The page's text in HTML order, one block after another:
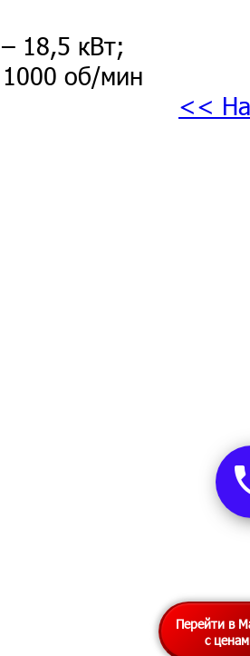
18,5 кВт;
1000 об/мин
<<
Перейти в
с